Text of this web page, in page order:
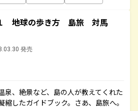
地球の歩き方 島旅 対馬
発売
、絶景など、島の人が教えてくれた
したガイドブック。さあ、島旅へ。